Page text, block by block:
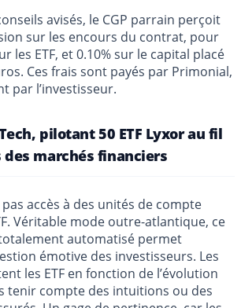
avisés, le CGP parrain perçoit
sur les encours du contrat, pour
les ETF, et 0.10% sur le capital placé
Ces frais sont payés par Primonial,
par l’investisseur.
pilotant 50 ETF Lyxor au fil
marchés financiers
accès à des unités de compte
Véritable mode outre-atlantique, ce
automatisé permet
émotive des investisseurs. Les
les ETF en fonction de l’évolution
tenir compte des intuitions ou des